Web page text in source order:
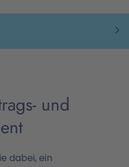
und
dabei, ein